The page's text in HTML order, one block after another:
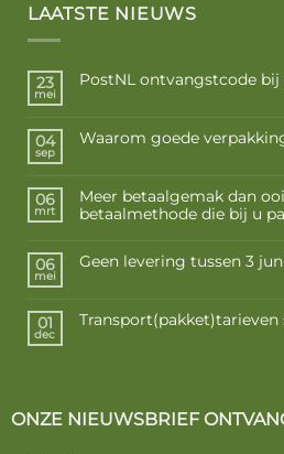
LAATSTE NIEUWS
23
mei
PostNL ontvangstcode
04
sep
Waarom goede
06
mrt
Meer betaalgemak dan
betaalmethode die bij u
06
mei
Geen levering tussen 3
01
dec
ONZE NIEUWSBRIEF